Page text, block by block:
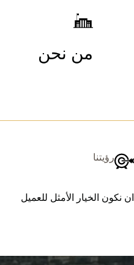
من نحن
رؤيتنا
ان نكون الخيار الأمثل للعميل